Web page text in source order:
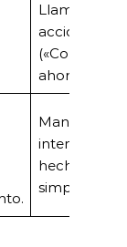
Llamadas a
acción
(«Compra
ahora»).
intencional
hechos y